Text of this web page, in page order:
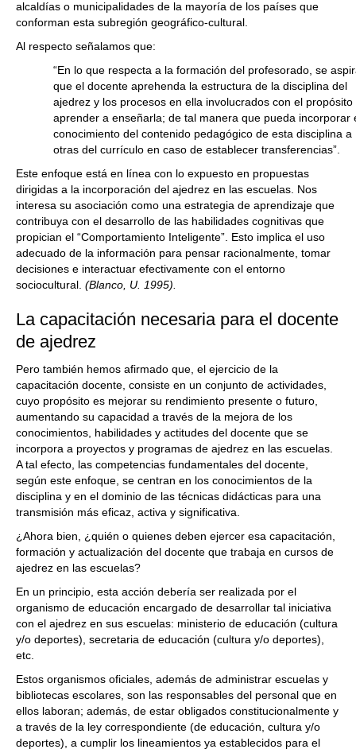
alcaldías o municipalidades de la mayoría de los países que
conforman esta subregión geográfico-cultural.
Al respecto señalamos que:
“En lo que respecta a la formación del profesorado, se
que el docente aprehenda la estructura de la disciplina del
ajedrez y los procesos en ella involucrados con el propósito
aprender a enseñarla; de tal manera que pueda incorporar
conocimiento del contenido pedagógico de esta disciplina a
otras del currículo en caso de establecer transferencias”.
Este enfoque está en línea con lo expuesto en propuestas
dirigidas a la incorporación del ajedrez en las escuelas. Nos
interesa su asociación como una estrategia de aprendizaje que
contribuya con el desarrollo de las habilidades cognitivas que
propician el “Comportamiento Inteligente”. Esto implica el uso
adecuado de la información para pensar racionalmente, tomar
decisiones e interactuar efectivamente con el entorno
sociocultural. (Blanco, U. 1995)
La capacitación necesaria para el docente
de ajedrez
Pero también hemos afirmado que, el ejercicio de la
capacitación docente, consiste en un conjunto de actividades,
cuyo propósito es mejorar su rendimiento presente o futuro,
aumentando su capacidad a través de la mejora de los
conocimientos, habilidades y actitudes del docente que se
incorpora a proyectos y programas de ajedrez en las escuelas.
A tal efecto, las competencias fundamentales del docente,
según este enfoque, se centran en los conocimientos de la
disciplina y en el dominio de las técnicas didácticas para una
transmisión más eficaz, activa y significativa.
¿Ahora bien, ¿quién o quienes deben ejercer esa capacitación,
formación y actualización del docente que trabaja en cursos de
ajedrez en las escuelas?
En un principio, esta acción debería ser realizada por el
organismo de educación encargado de desarrollar tal iniciativa
con el ajedrez en sus escuelas: ministerio de educación (cultura
y/o deportes), secretaria de educación (cultura y/o deportes),
etc.
Estos organismos oficiales, además de administrar escuelas y
bibliotecas escolares, son las responsables del personal que en
ellos laboran; además, de estar obligados constitucionalmente y
a través de la ley correspondiente (de educación, cultura y/o
deportes), a cumplir los lineamientos ya establecidos para el